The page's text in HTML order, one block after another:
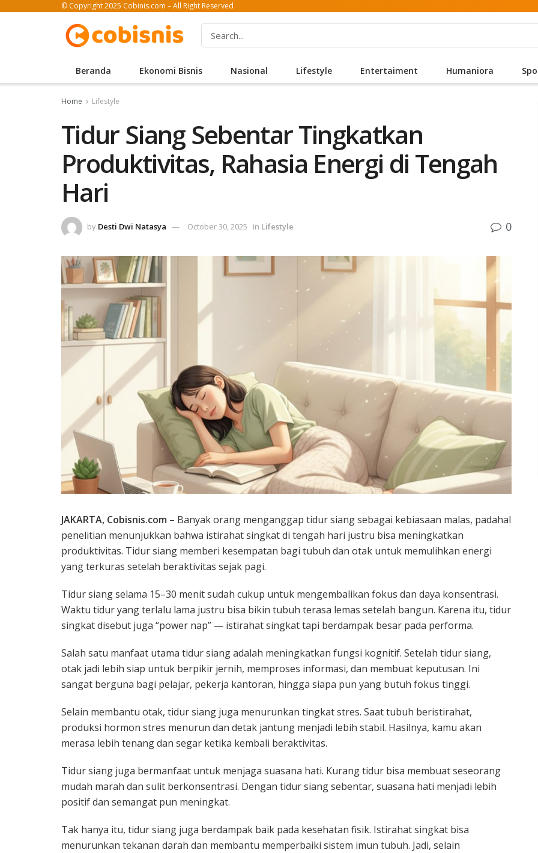
© Copyright 2025 Cobinis.com – All Right Reserved
Beranda Ekonomi Bisnis Nasional Lifestyle Entertaiment Humaniora
Home Lifestyle
Tidur Siang Sebentar Tingkatkan
Produktivitas, Rahasia Energi di Tengah
Hari
by Desti Dwi Natasya October 30, 2025 in Lifestyle 0
JAKARTA, Cobisnis.com – Banyak orang menganggap tidur siang sebagai kebiasaan malas, padahal
penelitian menunjukkan bahwa istirahat singkat di tengah hari justru bisa meningkatkan
produktivitas. Tidur siang memberi kesempatan bagi tubuh dan otak untuk memulihkan energi
yang terkuras setelah beraktivitas sejak pagi.
Tidur siang selama 15–30 menit sudah cukup untuk mengembalikan fokus dan daya konsentrasi.
Waktu tidur yang terlalu lama justru bisa bikin tubuh terasa lemas setelah bangun. Karena itu, tidur
singkat disebut juga “power nap” — istirahat singkat tapi berdampak besar pada performa.
Salah satu manfaat utama tidur siang adalah meningkatkan fungsi kognitif. Setelah tidur siang,
otak jadi lebih siap untuk berpikir jernih, memproses informasi, dan membuat keputusan. Ini
sangat berguna bagi pelajar, pekerja kantoran, hingga siapa pun yang butuh fokus tinggi.
Selain membantu otak, tidur siang juga menurunkan tingkat stres. Saat tubuh beristirahat,
produksi hormon stres menurun dan detak jantung menjadi lebih stabil. Hasilnya, kamu akan
merasa lebih tenang dan segar ketika kembali beraktivitas.
Tidur siang juga bermanfaat untuk menjaga suasana hati. Kurang tidur bisa membuat seseorang
mudah marah dan sulit berkonsentrasi. Dengan tidur siang sebentar, suasana hati menjadi lebih
positif dan semangat pun meningkat.
Tak hanya itu, tidur siang juga berdampak baik pada kesehatan fisik. Istirahat singkat bisa
menurunkan tekanan darah dan membantu memperbaiki sistem imun tubuh. Jadi, selain